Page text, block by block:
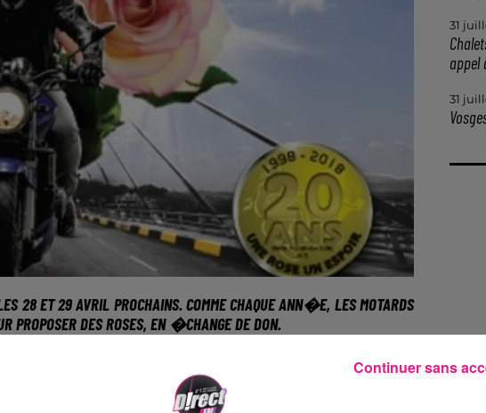
28 ET 29 AVRIL PROCHAINS. COMME CHAQUE ANN�E, LES MOTARDS
PROPOSER DES ROSES, EN �CHANGE DE DON.
effet parcourir la France, et la
en faveur de la lutte contre le
31
appel
31
Continuer sans